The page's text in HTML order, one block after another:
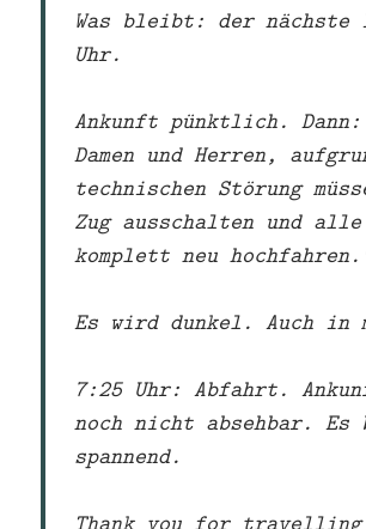
Was bleibt: der nächste
Uhr.
Ankunft pünktlich. Dann:
Damen und Herren,
technischen Störung
Zug ausschalten und alle
komplett neu
Es wird dunkel. Auch in
7:25 Uhr: Abfahrt.
noch nicht absehbar.
spannend.
Thank you for